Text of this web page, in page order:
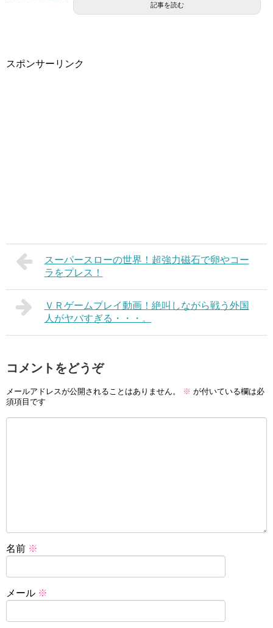
記事を読む
スポンサーリンク
スーパースローの世界！超強力磁石で卵やコー
ラをプレス！
ＶＲゲームプレイ動画！絶叫しながら戦う外国
人がヤバすぎる・・・。
コメントをどうぞ
メールアドレスが公開されることはありません。 ※ が付いている欄は必
須項目です
名前 ※
メール ※